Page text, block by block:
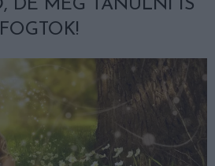
DE MÉG TANULNI IS
FOGTOK!